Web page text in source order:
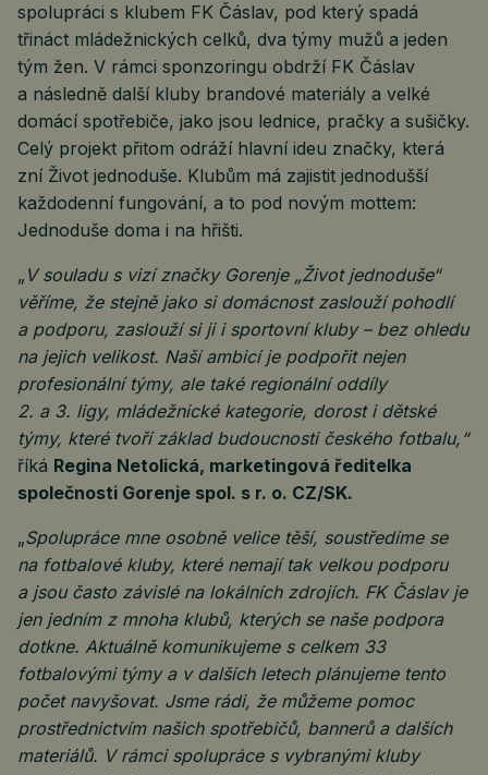
spolupráci s klubem FK Čáslav, pod který spadá
třináct mládežnických celků, dva týmy mužů a jeden
tým žen. V rámci sponzoringu obdrží FK Čáslav
a následně další kluby brandové materiály a velké
domácí spotřebiče, jako jsou lednice, pračky a sušičky.
Celý projekt přitom odráží hlavní ideu značky, která
zní Život jednoduše. Klubům má zajistit jednodušší
každodenní fungování, a to pod novým mottem:
Jednoduše doma i na hřišti.
„ V souladu s vizí značky Gorenje „Život jednoduše“
věříme, že stejně jako si domácnost zaslouží pohodlí
a podporu, zaslouží si ji i sportovní kluby – bez ohledu
na jejich velikost. Naší ambicí je podpořit nejen
profesionální týmy, ale také regionální oddíly
2. a 3. ligy, mládežnické kategorie, dorost i dětské
týmy, které tvoří základ budoucnosti českého fotbalu,“
říká Regina Netolická, marketingová ředitelka
společnosti Gorenje spol. s r. o. CZ/SK.
„Spolupráce mne osobně velice těší, soustředíme se
na fotbalové kluby, které nemají tak velkou podporu
a jsou často závislé na lokálních zdrojích. FK Čáslav je
jen jedním z mnoha klubů, kterých se naše podpora
dotkne. Aktuálně komunikujeme s celkem 33
fotbalovými týmy a v dalších letech plánujeme tento
počet navyšovat. Jsme rádi, že můžeme pomoc
prostřednictvím našich spotřebičů, bannerů a dalších
materiálů. V rámci spolupráce s vybranými kluby